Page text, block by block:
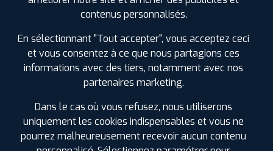
Étiquetage
contenus personnalisés.
En sélectionnant "Tout accepter", vous acceptez ceci
et vous consentez à ce que nous partagions ces
informations avec des tiers, notamment avec nos
partenaires marketing.
Dans le cas où vous refusez, nous utiliserons
uniquement les cookies indispensables et vous ne
pourrez malheureusement recevoir aucun contenu